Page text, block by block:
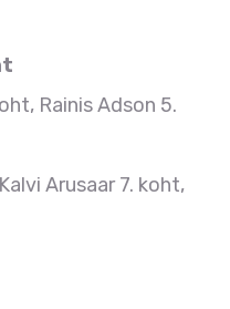
Rainis Adson 5.
Arusaar 7. koht,